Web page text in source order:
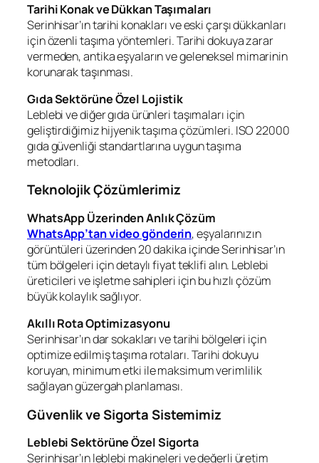
Tarihi Konak ve Dükkan Taşımaları
Serinhisar’ın tarihi konakları ve eski çarşı dükkanları
için özenli taşıma yöntemleri. Tarihi dokuya zarar
vermeden, antika eşyaların ve geleneksel mimarinin
korunarak taşınması.
Gıda Sektörüne Özel Lojistik
Leblebi ve diğer gıda ürünleri taşımaları için
geliştirdiğimiz hijyenik taşıma çözümleri. ISO 22000
gıda güvenliği standartlarına uygun taşıma
metodları.
Teknolojik Çözümlerimiz
WhatsApp Üzerinden Anlık Çözüm
WhatsApp’tan video gönderin, eşyalarınızın
görüntüleri üzerinden 20 dakika içinde Serinhisar’ın
tüm bölgeleri için detaylı fiyat teklifi alın. Leblebi
üreticileri ve işletme sahipleri için bu hızlı çözüm
büyük kolaylık sağlıyor.
Akıllı Rota Optimizasyonu
Serinhisar’ın dar sokakları ve tarihi bölgeleri için
optimize edilmiş taşıma rotaları. Tarihi dokuyu
koruyan, minimum etki ile maksimum verimlilik
sağlayan güzergah planlaması.
Güvenlik ve Sigorta Sistemimiz
Leblebi Sektörüne Özel Sigorta
Serinhisar’ın leblebi makineleri ve değerli üretim